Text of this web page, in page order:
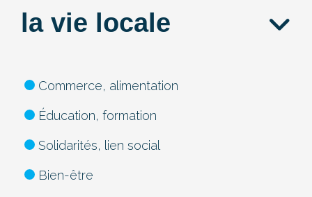
la vie locale
Commerce, alimentation
Éducation, formation
Solidarités, lien social
Bien-être